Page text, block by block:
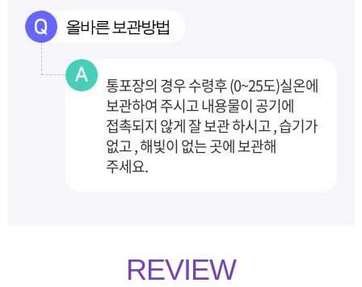
올바른 보관방법
통포장의 경우 수령후 (0~25도)실온에
보관하여 주시고 내용물이 공기에
접촉되지 않게 잘 보관하시고 , 습기가
없고 , 해빛이 없는 곳에 보관해
주세요.
REVIEW